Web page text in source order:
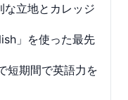
な立地とカレッジ
」を使った最先
短期間で英語力を